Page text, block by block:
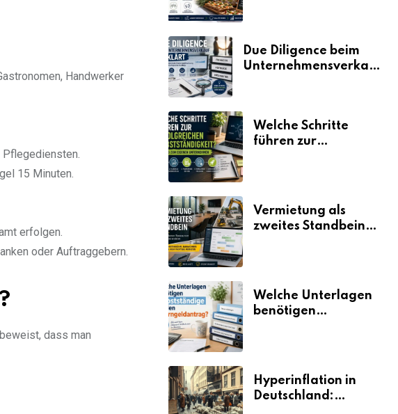
Handwerker
Pflegediensten.
15 Minuten.
erfolgen.
oder Auftraggebern.
dass man
Due Diligence beim
Unternehmensverkauf
Welche Schritte
führen zur
Vermietung als
zweites Standbein:
Umsätze machen
Welche Unterlagen
benötigen
Hyperinflation in
Deutschland: